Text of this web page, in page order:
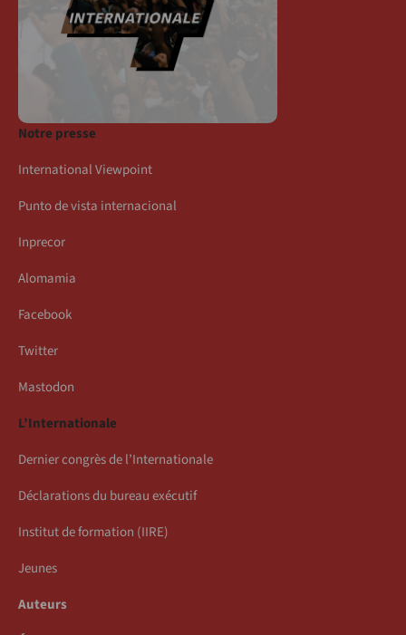
Notre presse
International Viewpoint
Punto de vista internacional
Inprecor
Alomamia
Facebook
Twitter
Mastodon
L’Internationale
Dernier congrès de l’Internationale
Déclarations du bureau exécutif
Institut de formation (IIRE)
Jeunes
Auteurs